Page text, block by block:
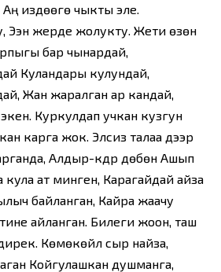
Аң издөөгө чыкты эле.
Ээн жерде жолукту. Жети өзөн
бар чынардай,
Куландары кулундай,
Жан жаралган ар кандай,
Куркулдап учкан кузгун
карга жок. Элсиз талаа дээр
Алдыр-күдүр дөбөнү Ашып
кула ат минген, Карагайдай айза
байланган, Кайра жаачу
айланган. Билеги жоон, таш
Көмөкөйлүү сыр найза,
Койгулашкан душманга,